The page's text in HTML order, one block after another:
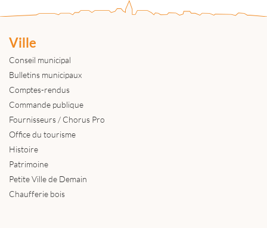
Ville
Conseil municipal
Bulletins municipaux
Comptes-rendus
Commande publique
Fournisseurs / Chorus Pro
Office du tourisme
Histoire
Patrimoine
Petite Ville de Demain
Chaufferie bois